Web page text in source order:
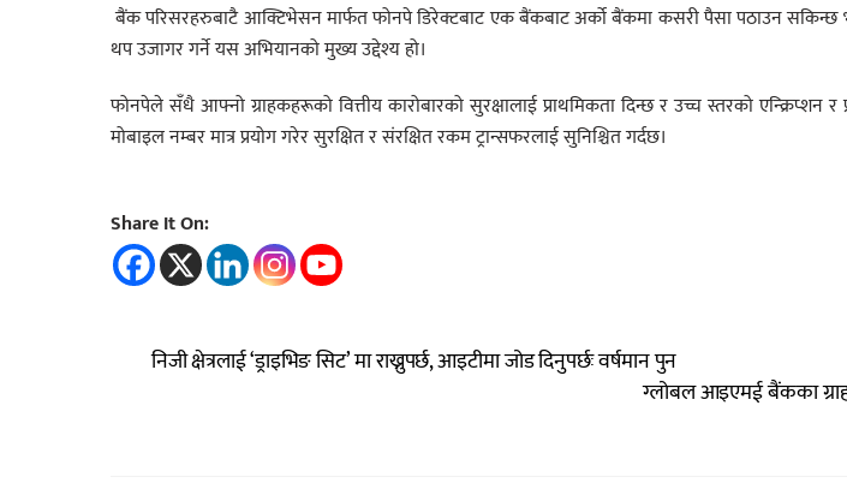
बैंक परिसरहरुबाटै आक्टिभेसन मार्फत फोनपे डिरेक्टबाट एक बैंकबाट अर्को बैंकमा कसरी पैसा पठाउन सकिन्छ
थप उजागर गर्ने यस अभियानको मुख्य उद्देश्य हो।
फोनपेले सँधै आफ्नो ग्राहकहरूको वित्तीय कारोबारको सुरक्षालाई प्राथमिकता दिन्छ र उच्च स्तरको एन्क्रिप्शन
मोबाइल नम्बर मात्र प्रयोग गरेर सुरक्षित र संरक्षित रकम ट्रान्सफरलाई सुनिश्चित गर्दछ।
Share It On:
निजी क्षेत्रलाई ‘ड्राइभिङ सिट’ मा राख्नुपर्छ, आइटीमा जोड दिनुपर्छः वर्षमान पुन
ग्लोबल आइएमई बैंकका